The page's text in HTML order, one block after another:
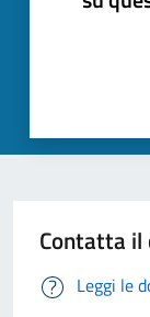
Contatta il
Leggi le